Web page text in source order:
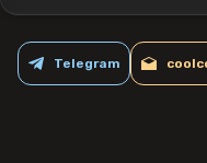
Telegram